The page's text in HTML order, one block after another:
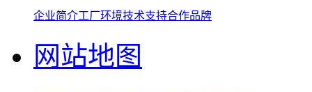
企业简介工厂环境技术支持合作品牌
网站地图